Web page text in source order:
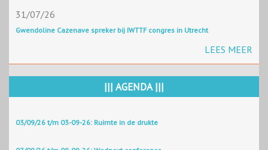
31/07/26
Gwendoline Cazenave spreker bij IWTTF congres in Utrecht
LEES MEER
||| AGENDA |||
03/09/26 t/m 03-09-26: Ruimte in de drukte